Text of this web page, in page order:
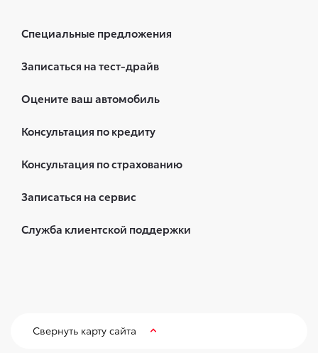
Специальные предложения
Записаться на тест-драйв
Оцените ваш автомобиль
Консультация по кредиту
Консультация по страхованию
Записаться на сервис
Служба клиентской поддержки
Свернуть карту сайта